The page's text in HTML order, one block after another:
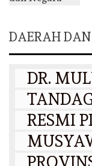
DAERAH DAN
DAERAH
DR.
RESMI